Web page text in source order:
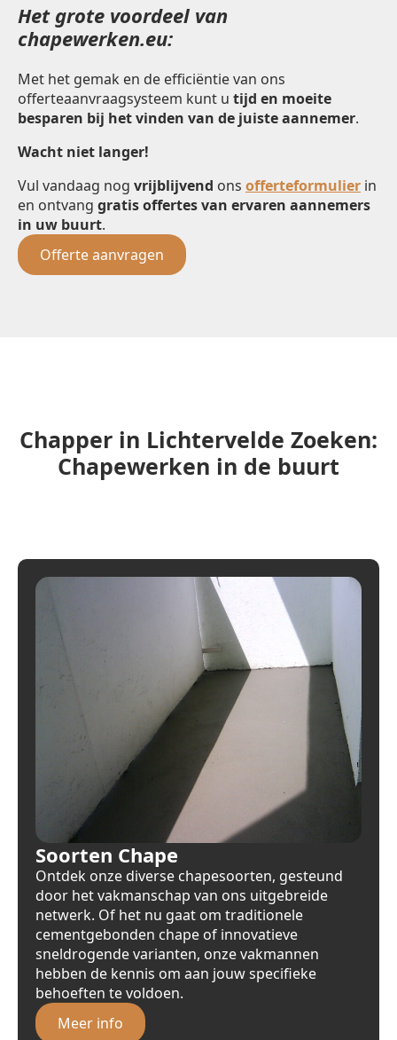
Het grote voordeel van
chapewerken.eu:
Met het gemak en de efficiëntie van ons
offerteaanvraagsysteem kunt u tijd en moeite
besparen bij het vinden van de juiste aannemer.
Wacht niet langer!
Vul vandaag nog vrijblijvend ons offerteformulier in
en ontvang gratis offertes van ervaren aannemers
in uw buurt.
Offerte aanvragen
Chapper in Lichtervelde Zoeken:
Chapewerken in de buurt
Soorten Chape
Ontdek onze diverse chapesoorten, gesteund
door het vakmanschap van ons uitgebreide
netwerk. Of het nu gaat om traditionele
cementgebonden chape of innovatieve
sneldrogende varianten, onze vakmannen
hebben de kennis om aan jouw specifieke
behoeften te voldoen.
Meer info